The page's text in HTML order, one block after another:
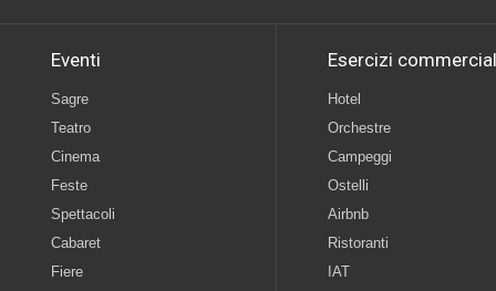
Eventi
Sagre
Teatro
Cinema
Feste
Spettacoli
Cabaret
Fiere
Esercizi
Hotel
Orchestre
Campeggi
Ostelli
Airbnb
Ristoranti
IAT